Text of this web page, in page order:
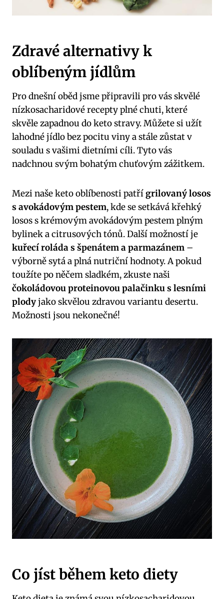
Zdravé alternativy k
oblíbeným jídlům
Pro dnešní oběd jsme připravili pro vás skvělé
⁤nízkosacharidové recepty plné chuti, které
skvěle zapadnou do keto⁤ stravy. Můžete ⁣si užít‍
lahodné jídlo bez pocitu viny a stále zůstat v⁣
souladu s vašimi⁣ dietními cíli. Tyto vás
nadchnou svým bohatým ⁤chuťovým zážitkem.
Mezi naše keto oblíbenosti patřígrilovaný losos⁣
s avokádovým ​pestem, ⁢kde se setkává křehký
losos s krémovým⁢ avokádovým pestem plným
⁤bylinek a citrusových tónů. Další možností je
kuřecí roláda s špenátem a‍ parmazánem –
výborně ‌sytá⁣ a plná ⁣nutriční hodnoty. A⁢ pokud
toužíte po něčem sladkém, zkuste naši
čokoládovou proteinovou palačinku s lesními
plodyjako skvělou ⁣zdravou variantu‍ desertu.
Možnosti jsou nekonečné!
Co jíst během keto diety